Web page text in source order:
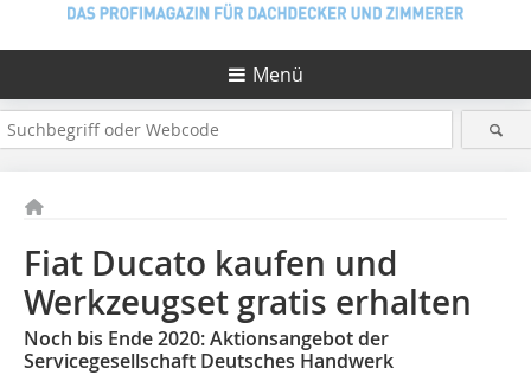
Menü
Fiat Ducato kaufen und
Werkzeugset gratis erhalten
Noch bis Ende 2020: Aktionsangebot der
Servicegesellschaft Deutsches Handwerk